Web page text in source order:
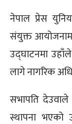
नेपाल प्रेस
संयुक्त
उद्घाटनमा
लागे नागरिक
सभापति देउवाले
स्थापना भएको